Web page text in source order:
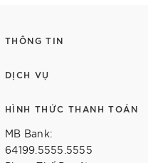
THÔNG TIN
DỊCH VỤ
HÌNH THỨC THANH TOÁN
MB Bank:
64199.5555.5555